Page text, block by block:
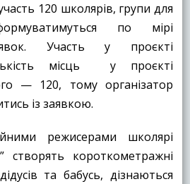
120 школярів, групи для
по мірі
Участь у проєкті
місць у проєкті
— 120, тому організатор
із заявкою.
режисерами школярі
створять короткометражні
та бабусь, дізнаються